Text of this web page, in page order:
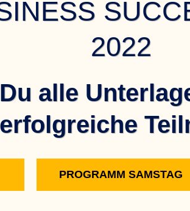
2022
alle
PROGRAMM SAMSTAG